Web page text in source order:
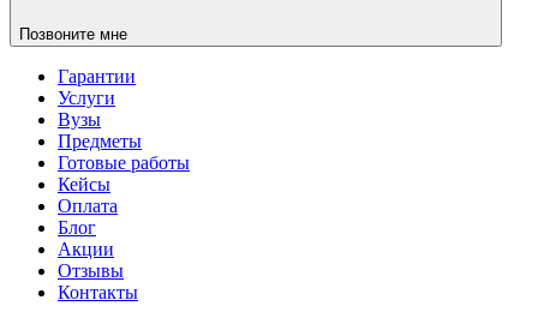
Позвоните мне
Гарантии
Услуги
Вузы
Предметы
Готовые работы
Кейсы
Оплата
Блог
Акции
Отзывы
Контакты